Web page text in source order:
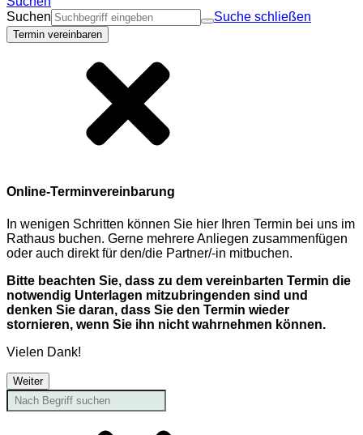
Suchen
Suche schließen
Termin vereinbaren
Online-Terminvereinbarung
In wenigen Schritten können Sie hier Ihren Termin bei uns im
Rathaus buchen. Gerne mehrere Anliegen zusammenfügen
oder auch direkt für den/die Partner/-in mitbuchen.
Bitte beachten Sie, dass zu dem vereinbarten Termin die
notwendig Unterlagen mitzubringenden sind und
denken Sie daran, dass Sie den Termin wieder
stornieren, wenn Sie ihn nicht wahrnehmen können.
Vielen Dank!
Weiter